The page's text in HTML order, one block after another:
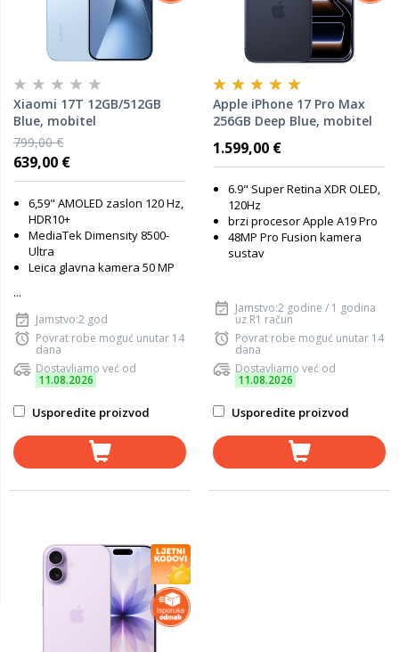
Xiaomi 17T 12GB/512GB
Blue, mobitel
799,00 €
639,00 €
6,59" AMOLED zaslon 120 Hz,
HDR10+
MediaTek Dimensity 8500-
Ultra
Leica glavna kamera 50 MP
...
Jamstvo:2 god
Povrat robe moguć unutar 14
dana
Dostavljamo već od
11.08.2026
Usporedite proizvod
Apple iPhone 17 Pro Max
256GB Deep Blue, mobitel
1.599,00 €
6.9" Super Retina XDR OLED,
120Hz
brzi procesor Apple A19 Pro
48MP Pro Fusion kamera
sustav
Jamstvo:2 godine / 1 godina
uz R1 račun
Povrat robe moguć unutar 14
dana
Dostavljamo već od
11.08.2026
Usporedite proizvod